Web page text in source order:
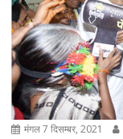
मंगल 7 दिसम्बर, 2021